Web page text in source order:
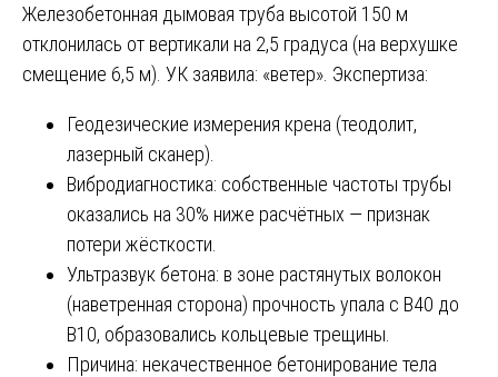
Железобетонная дымовая труба высотой 150 м
отклонилась от вертикали на 2,5 градуса (на верхушке
смещение 6,5 м). УК заявила: «ветер». Экспертиза:
Геодезические измерения крена (теодолит,
лазерный сканер).
Вибродиагностика: собственные частоты трубы
оказались на 30% ниже расчётных — признак
потери жёсткости.
Ультразвук бетона: в зоне растянутых волокон
(наветренная сторона) прочность упала с В40 до
В10, образовались кольцевые трещины.
Причина: некачественное бетонирование тела